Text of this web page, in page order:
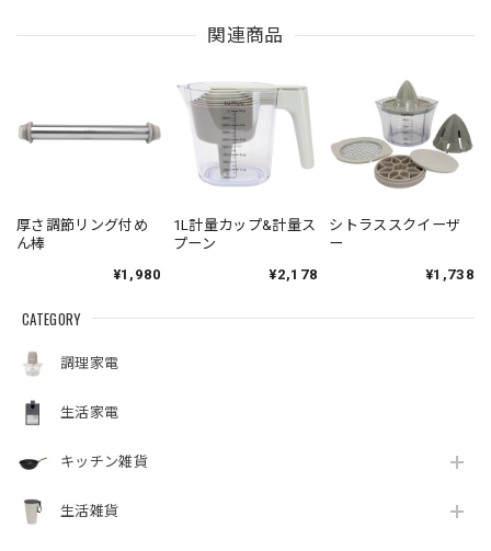
CATEGORY
調理家電
生活家電
キッチン雑貨
生活雑貨
関連商品
厚さ調節リング付め
ん棒
¥1,980
1L計量カップ&計量ス
プーン
¥2,178
シトラススクイーザ
ー
¥1,738